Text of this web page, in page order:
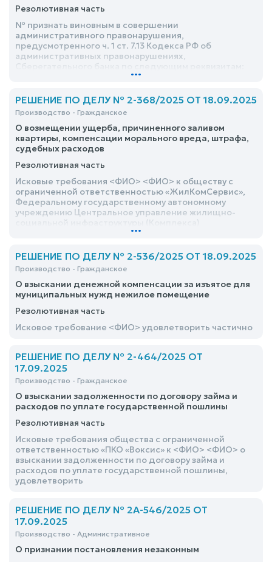
расходов – оставить без удовлетворения
Резолютивная часть
№ признать виновным в совершении
административного правонарушения,
предусмотренного ч. 1 ст. 7.13 Кодекса РФ об
административных правонарушениях,
УФК по <адрес> (Государственная инспекция по
Единый казначейский счёт №, Казначейский счёт: №,
№. Банк Отделение Южно-Сахалинск Банка России//
УФК по <адрес>, № (административный штраф по
постановлению суда №)
...
РЕШЕНИЕ ПО ДЕЛУ № 2-368/2025 ОТ 18.09.2025
Производство - Гражданское
О возмещении ущерба, причиненного заливом
квартиры, компенсации морального вреда, штрафа,
судебных расходов
Резолютивная часть
Исковые требования <ФИО> <ФИО> к обществу с
ограниченной ответственностью «ЖилКомСервис»,
Федеральному государственному автономному
учреждению Центральное управление жилищно-
Министерства обороны Российской Федерации о
квартиры, компенсации морального вреда, штрафа,
судебных расходов, удовлетворить частично
...
РЕШЕНИЕ ПО ДЕЛУ № 2-536/2025 ОТ 18.09.2025
Производство - Гражданское
О взыскании денежной компенсации за изъятое для
муниципальных нужд нежилое помещение
Резолютивная часть
Исковое требование <ФИО> удовлетворить частично
РЕШЕНИЕ ПО ДЕЛУ № 2-464/2025 ОТ
17.09.2025
Производство - Гражданское
О взыскании задолженности по договору займа и
расходов по уплате государственной пошлины
Резолютивная часть
Исковые требования общества с ограниченной
ответственностью «ПКО «Воксис» к <ФИО> <ФИО> о
взыскании задолженности по договору займа и
расходов по уплате государственной пошлины,
удовлетворить
РЕШЕНИЕ ПО ДЕЛУ № 2А-546/2025 ОТ
17.09.2025
Производство - Административное
О признании постановления незаконным